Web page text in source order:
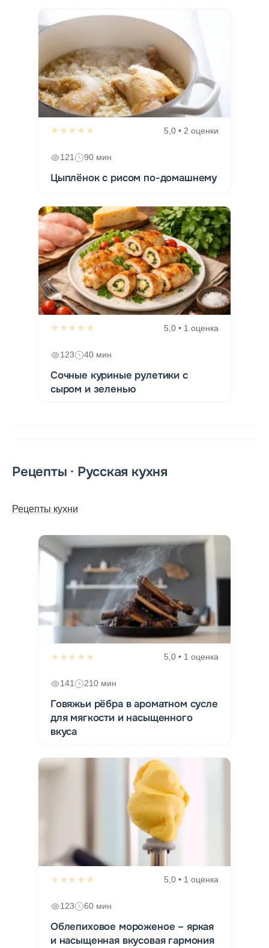
★★★★★ 5,0 • 2 оценки
121 90 мин
Цыплёнок с рисом по-домашнему
★★★★★ 5,0 • 1 оценка
123 40 мин
Сочные куриные рулетики с
сыром и зеленью
Рецепты · Русская кухня
Рецепты кухни
★★★★★ 5,0 • 1 оценка
141 210 мин
Говяжьи рёбра в ароматном сусле
для мягкости и насыщенного
вкуса
★★★★★ 5,0 • 1 оценка
123 60 мин
Облепиховое мороженое – яркая
и насыщенная вкусовая гармония